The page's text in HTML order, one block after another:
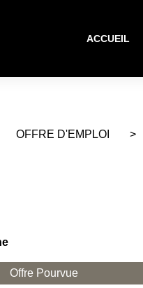
ACCUEIL
OFFRE D'EMPLOI >
Offre Pourvue